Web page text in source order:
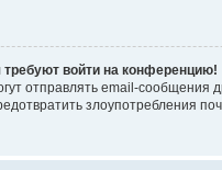
войти на конференцию!
отправлять email-
злоупотребления